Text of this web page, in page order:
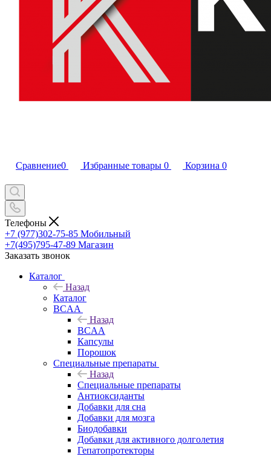
Сравнение0 Избранные товары 0 Корзина 0
Телефоны
+7 (977)302-75-85 Мобильный
+7(495)795-47-89 Магазин
Заказать звонок
Каталог
Назад
Каталог
BCAA
Назад
BCAA
Капсулы
Порошок
Cпециальные препараты
Назад
Cпециальные препараты
Антиоксиданты
Добавки для сна
Добавки для мозга
Биодобавки
Добавки для активного долголетия
Гепатопротекторы